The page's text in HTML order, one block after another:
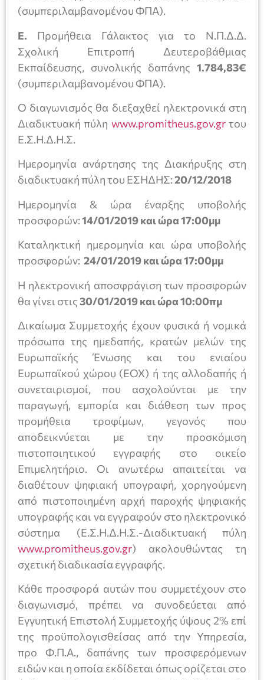
(συμπεριλαμβανομένου ΦΠΑ).
Ε. Προμήθεια Γάλακτος για το Ν.Π.Δ.Δ.
Σχολική Επιτροπή Δευτεροβάθμιας
Εκπαίδευσης, συνολικής δαπάνης 1.784,83€
(συμπεριλαμβανομένου ΦΠΑ).
Ο διαγωνισμός θα διεξαχθεί ηλεκτρονικά στη
Διαδικτυακή πύλη www.promitheus.gov.grτου
Ε.Σ.Η.Δ.Η.Σ.
Ημερομηνία ανάρτησης της Διακήρυξης στη
διαδικτυακή πύλη του ΕΣΗΔΗΣ:20/12/2018
Ημερομηνία & ώρα έναρξης υποβολής
προσφορών:14/01/2019 και ώρα 17:00μμ
Καταληκτική ημερομηνία και ώρα υποβολής
προσφορών: 24/01/2019 και ώρα 17:00μμ
Η ηλεκτρονική αποσφράγιση των προσφορών
θα γίνει στις30/01/2019 και ώρα 10:00πμ
Δικαίωμα Συμμετοχής έχουν φυσικά ή νομικά
πρόσωπα της ημεδαπής, κρατών μελών της
Ευρωπαϊκής Ένωσης και του ενιαίου
Ευρωπαϊκού χώρου (EOX) ή της αλλοδαπής ή
συνεταιρισμοί, που ασχολούνται με την
παραγωγή, εμπορία και διάθεση των προς
προμήθεια τροφίμων, γεγονός που
αποδεικνύεται με την προσκόμιση
πιστοποιητικού εγγραφής στο οικείο
Επιμελητήριο. Οι ανωτέρω απαιτείται να
διαθέτουν ψηφιακή υπογραφή, χορηγούμενη
από πιστοποιημένη αρχή παροχής ψηφιακής
υπογραφής και να εγγραφούν στο ηλεκτρονικό
σύστημα (Ε.Σ.Η.Δ.Η.Σ.-Διαδικτυακή πύλη
www.promitheus.gov.gr) ακολουθώντας τη
σχετική διαδικασία εγγραφής.
Κάθε προσφορά αυτών που συμμετέχουν στο
διαγωνισμό, πρέπει να συνοδεύεται από
Εγγυητική Επιστολή Συμμετοχής ύψους 2% επί
της προϋπολογισθείσας από την Υπηρεσία,
προ Φ.Π.Α., δαπάνης των προσφερόμενων
ειδών και η οποία εκδίδεται όπως ορίζεται στο